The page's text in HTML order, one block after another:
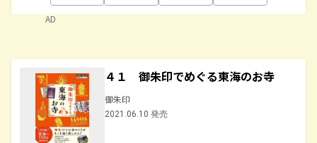
AD
４１ 御朱印でめぐる東海のお寺
御朱印
2021.06.10 発売